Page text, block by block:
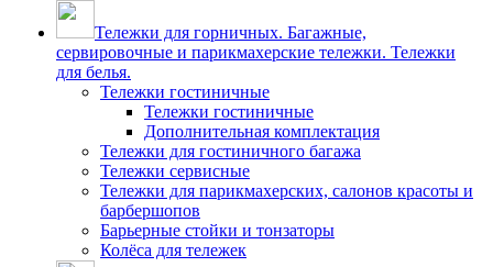
Тележки для горничных. Багажные,
сервировочные и парикмахерские тележки. Тележки
для белья.
Тележки гостиничные
Тележки гостиничные
Дополнительная комплектация
Тележки для гостиничного багажа
Тележки сервисные
Тележки для парикмахерских, салонов красоты и
барбершопов
Барьерные стойки и тонзаторы
Колёса для тележек